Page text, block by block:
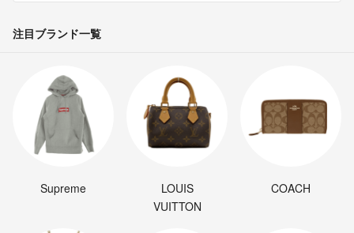
注目ブランド一覧
Supreme
LOUIS
VUITTON
COACH